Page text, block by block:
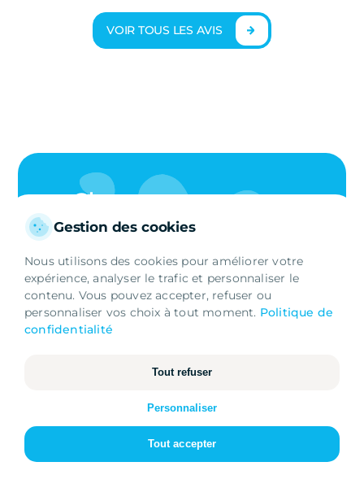
VOIR TOUS LES AVIS
Changer votre eau,
c'est changer votre
quotidien.
Optez pour une eau sans calcaire et
Gestion des cookies
Nous utilisons des cookies pour améliorer votre
expérience, analyser le trafic et personnaliser le
contenu. Vous pouvez accepter, refuser ou
personnaliser vos choix à tout moment. Politique de
confidentialité
Analytiques
Mesure d'audience et statistiques
Tout refuser
Personnaliser
Tout accepter